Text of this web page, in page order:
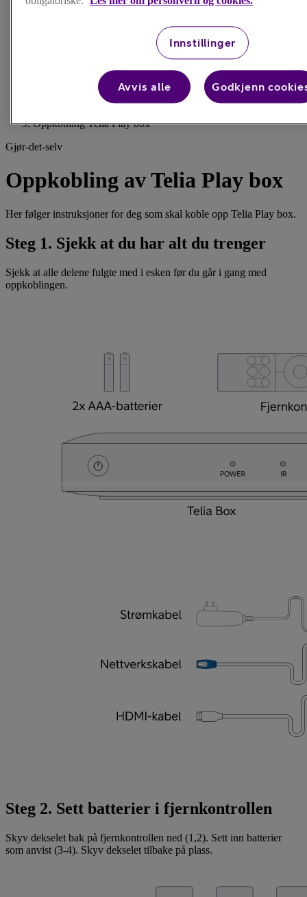
Oppkobling Telia Play box
Gjør-det-selv
Oppkobling av Telia Play box
Her følger instruksjoner for deg som skal koble opp Telia Play box.
Steg 1. Sjekk at du har alt du trenger
Sjekk at alle delene fulgte med i esken før du går i gang med
oppkoblingen.
Steg 2. Sett batterier i fjernkontrollen
Skyv dekselet bak på fjernkontrollen ned (1,2). Sett inn batterier
som anvist (3-4). Skyv dekselet tilbake på plass.
Innstillinger
Avvis alle Godkjenn